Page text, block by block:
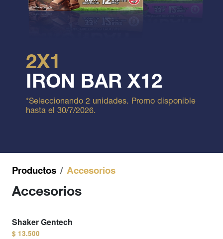
2X1
IRON BAR X12
*Seleccionando 2 unidades. Promo disponible
hasta el 30/7/2026.
Productos
Accesorios
Accesorios
Shaker Gentech
$ 13.500